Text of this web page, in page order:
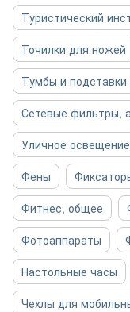
Туристический
Точилки для ножей
Тумбы и подставки
Сетевые фильтры,
Уличное освещение
Фены
Фитнес, общее
Фотоаппараты
Настольные часы
Чехлы для